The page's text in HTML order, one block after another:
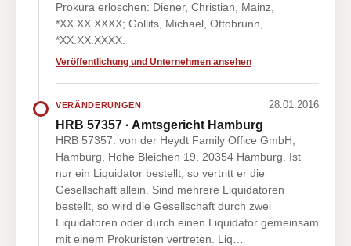
Prokura erloschen: Diener, Christian, Mainz,
*XX.XX.XXXX; Gollits, Michael, Ottobrunn,
*XX.XX.XXXX.
Veröffentlichung und Unternehmen ansehen
VERÄNDERUNGEN 28.01.2016
HRB 57357 · Amtsgericht Hamburg
HRB 57357: von der Heydt Family Office GmbH,
Hamburg, Hohe Bleichen 19, 20354 Hamburg. Ist
nur ein Liquidator bestellt, so vertritt er die
Gesellschaft allein. Sind mehrere Liquidatoren
bestellt, so wird die Gesellschaft durch zwei
Liquidatoren oder durch einen Liquidator gemeinsam
mit einem Prokuristen vertreten. Liq…